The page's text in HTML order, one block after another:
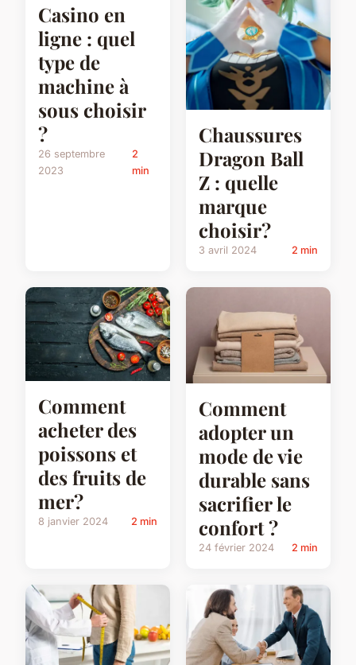
Casino en
ligne : quel
type de
machine à
sous choisir
?
26 septembre
2023
2
min
Chaussures
Dragon Ball
Z : quelle
marque
choisir?
3 avril 2024 2 min
Comment
acheter des
poissons et
des fruits de
mer?
8 janvier 2024 2 min
Comment
adopter un
mode de vie
durable sans
sacrifier le
confort ?
24 février 2024 2 min